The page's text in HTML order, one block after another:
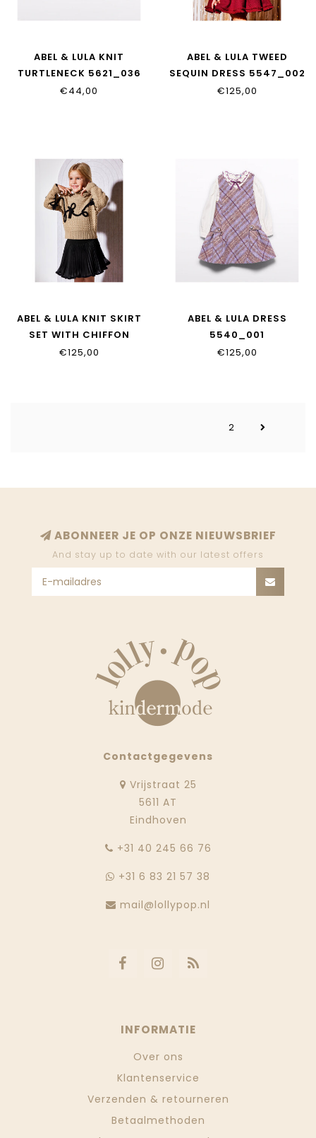
ABEL & LULA KNIT
TURTLENECK 5621_036
€44,00
ABEL & LULA TWEED
SEQUIN DRESS 5547_002
€125,00
ABEL & LULA KNIT SKIRT
SET WITH CHIFFON
5543_003
€125,00
ABEL & LULA DRESS
5540_001
€125,00
2
ABONNEER JE OP ONZE NIEUWSBRIEF
And stay up to date with our latest offers
Contactgegevens
Vrijstraat 25
5611 AT
Eindhoven
‭+31 40 245 66 76
+31 6 83 21 57 38
mail@lollypop.nl
INFORMATIE
Over ons
Klantenservice
Verzenden & retourneren
Betaalmethoden